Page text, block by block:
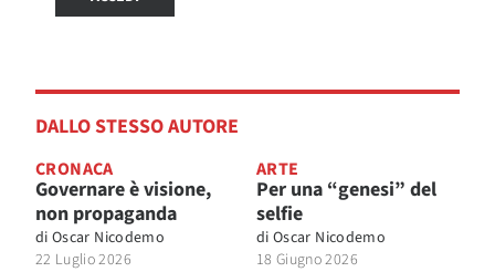
DALLO STESSO AUTORE
CRONACA
Governare è visione,
non propaganda
di Oscar Nicodemo
22 Luglio 2026
ARTE
Per una “genesi” del
selfie
di Oscar Nicodemo
18 Giugno 2026